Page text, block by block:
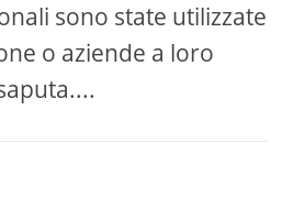
sono state utilizzate
o aziende a loro